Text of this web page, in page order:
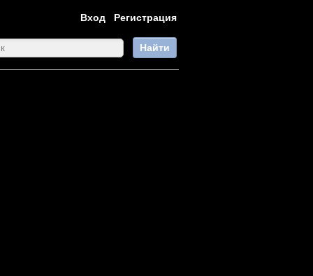
Вход Регистрация
Найти